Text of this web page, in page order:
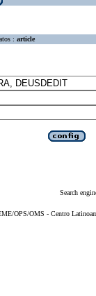
: article
Search
OPS/OMS - Centro